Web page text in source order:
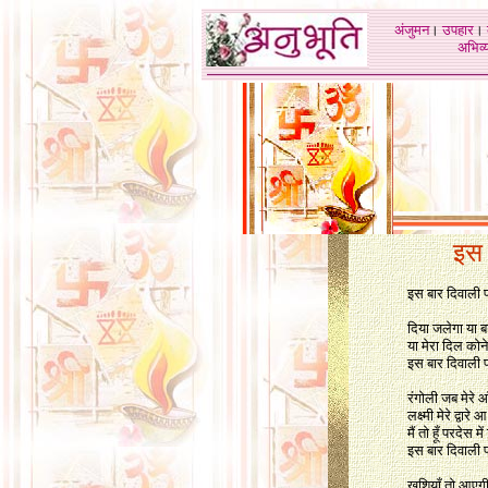
अंजुमन।उपहार।
इस
इस बार
दिया जलेगा या
या मेरा दिल
इस बार
रंगोली जब मेरे
लक्ष्मी मेरे
मैं तो हूँ परदेस में
इस बार